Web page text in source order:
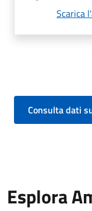
Scarica
Consulta dati
Esplora